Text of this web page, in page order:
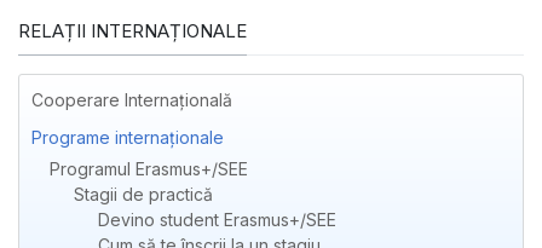
RELAȚII INTERNAȚIONALE
Cooperare Internațională
Programe internaționale
Programul Erasmus+/SEE
Stagii de practică
Devino student Erasmus+/SEE